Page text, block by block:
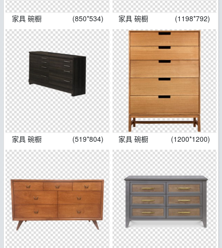
家具 碗橱 (850*534) 家具 碗橱 (1198*792)
家具 碗橱 (519*804) 家具 碗橱 (1200*1200)